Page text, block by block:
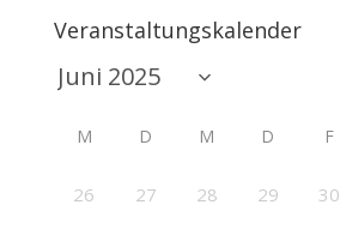
Veranstaltungskalender
M D M D F
26 27 28 29 30